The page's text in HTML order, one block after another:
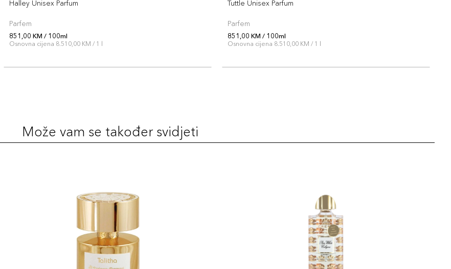
Halley Unisex Parfum
Parfem
851,00 KM / 100ml
Osnovna cijena 8.510,00 KM / 1 l
Tuttle Unisex Parfum
Parfem
851,00 KM / 100ml
Osnovna cijena 8.510,00 KM / 1 l
Može vam se također svidjeti